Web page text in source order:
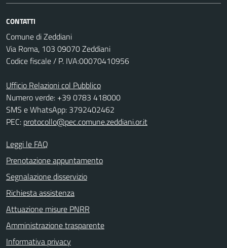
CONTATTI
Comune di Zeddiani
Via Roma, 103 09070 Zeddiani
Codice fiscale / P. IVA:00070410956
Ufficio Relazioni col Pubblico
Numero verde: +39 0783 418000
SMS e WhatsApp: 3792402462
PEC: protocollo@pec.comune.zeddiani.or.it
Leggi le FAQ
Prenotazione appuntamento
Segnalazione disservizio
Richiesta assistenza
Attuazione misure PNRR
Amministrazione trasparente
Informativa privacy